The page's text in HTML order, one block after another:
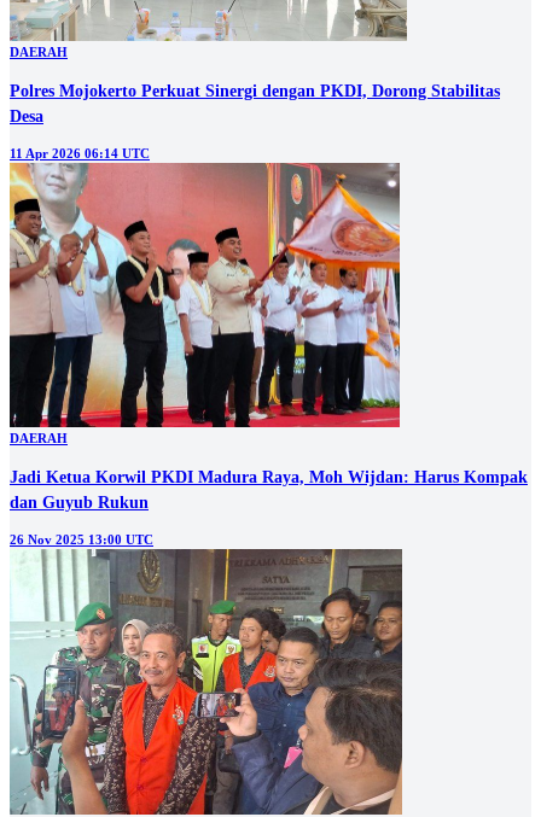
DAERAH
Polres Mojokerto Perkuat Sinergi dengan PKDI, Dorong Stabilitas
Desa
11 Apr 2026 06:14 UTC
DAERAH
Jadi Ketua Korwil PKDI Madura Raya, Moh Wijdan: Harus Kompak
dan Guyub Rukun
26 Nov 2025 13:00 UTC